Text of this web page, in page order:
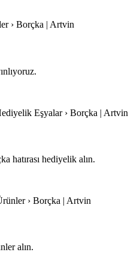
› Borçka | Artvin
Eşyalar › Borçka | Artvin
hatırası hediyelik alın.
› Borçka | Artvin
alın.